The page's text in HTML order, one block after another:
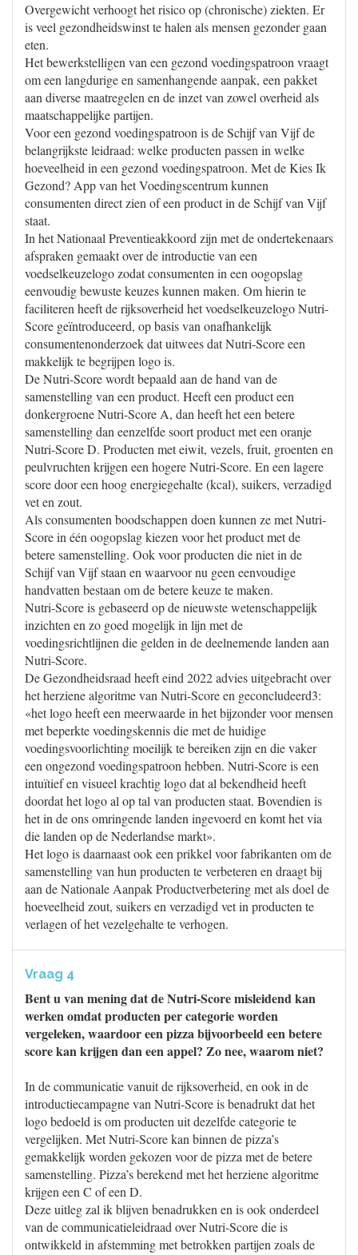
Overgewicht verhoogt het risico op (chronische) ziekten. Er
is veel gezondheidswinst te halen als mensen gezonder gaan
eten.
Het bewerkstelligen van een gezond voedingspatroon vraagt
om een langdurige en samenhangende aanpak, een pakket
aan diverse maatregelen en de inzet van zowel overheid als
maatschappelijke partijen.
Voor een gezond voedingspatroon is de Schijf van Vijf de
belangrijkste leidraad: welke producten passen in welke
hoeveelheid in een gezond voedingspatroon. Met de Kies Ik
Gezond? App van het Voedingscentrum kunnen
consumenten direct zien of een product in de Schijf van Vijf
staat.
In het Nationaal Preventieakkoord zijn met de ondertekenaars
afspraken gemaakt over de introductie van een
voedselkeuzelogo zodat consumenten in een oogopslag
eenvoudig bewuste keuzes kunnen maken. Om hierin te
faciliteren heeft de rijksoverheid het voedselkeuzelogo Nutri-
Score geïntroduceerd, op basis van onafhankelijk
consumentenonderzoek dat uitwees dat Nutri-Score een
makkelijk te begrijpen logo is.
De Nutri-Score wordt bepaald aan de hand van de
samenstelling van een product. Heeft een product een
donkergroene Nutri-Score A, dan heeft het een betere
samenstelling dan eenzelfde soort product met een oranje
Nutri-Score D. Producten met eiwit, vezels, fruit, groenten en
peulvruchten krijgen een hogere Nutri-Score. En een lagere
score door een hoog energiegehalte (kcal), suikers, verzadigd
vet en zout.
Als consumenten boodschappen doen kunnen ze met Nutri-
Score in één oogopslag kiezen voor het product met de
betere samenstelling. Ook voor producten die niet in de
Schijf van Vijf staan en waarvoor nu geen eenvoudige
handvatten bestaan om de betere keuze te maken.
Nutri-Score is gebaseerd op de nieuwste wetenschappelijk
inzichten en zo goed mogelijk in lijn met de
voedingsrichtlijnen die gelden in de deelnemende landen aan
Nutri-Score.
De Gezondheidsraad heeft eind 2022 advies uitgebracht over
het herziene algoritme van Nutri-Score en geconcludeerd3:
«het logo heeft een meerwaarde in het bijzonder voor mensen
met beperkte voedingskennis die met de huidige
voedingsvoorlichting moeilijk te bereiken zijn en die vaker
een ongezond voedingspatroon hebben. Nutri-Score is een
intuïtief en visueel krachtig logo dat al bekendheid heeft
doordat het logo al op tal van producten staat. Bovendien is
het in de ons omringende landen ingevoerd en komt het via
die landen op de Nederlandse markt».
Het logo is daarnaast ook een prikkel voor fabrikanten om de
samenstelling van hun producten te verbeteren en draagt bij
aan de Nationale Aanpak Productverbetering met als doel de
hoeveelheid zout, suikers en verzadigd vet in producten te
verlagen of het vezelgehalte te verhogen.
Vraag 4
Bent u van mening dat de Nutri-Score misleidend kan
werken omdat producten per categorie worden
vergeleken, waardoor een pizza bijvoorbeeld een betere
score kan krijgen dan een appel? Zo nee, waarom niet?
In de communicatie vanuit de rijksoverheid, en ook in de
introductiecampagne van Nutri-Score is benadrukt dat het
logo bedoeld is om producten uit dezelfde categorie te
vergelijken. Met Nutri-Score kan binnen de pizza’s
gemakkelijk worden gekozen voor de pizza met de betere
samenstelling. Pizza’s berekend met het herziene algoritme
krijgen een C of een D.
Deze uitleg zal ik blijven benadrukken en is ook onderdeel
van de communicatieleidraad over Nutri-Score die is
ontwikkeld in afstemming met betrokken partijen zoals de